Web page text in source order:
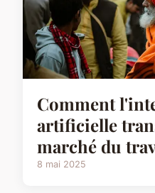
Comment
artificielle
marché du
8 mai 2025